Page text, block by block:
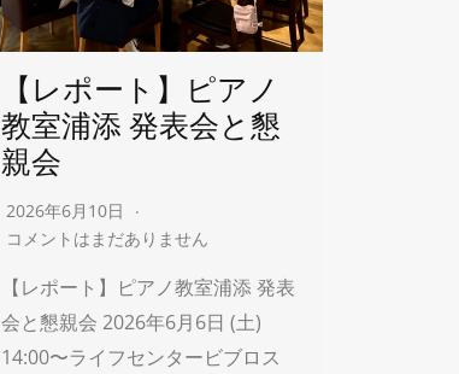
【レポート】ピアノ
教室浦添 発表会と懇
親会
2026年6月10日
コメントはまだありません
【レポート】ピアノ教室浦添 発表
会と懇親会 2026年6月6日 (土)
14:00〜ライフセンタービブロス